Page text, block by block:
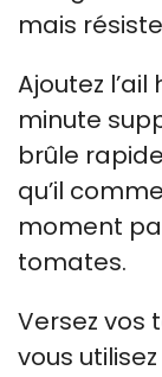
mais
Ajoutez
minute
brûle
qu’il
moment
tomates.
Versez vos
vous